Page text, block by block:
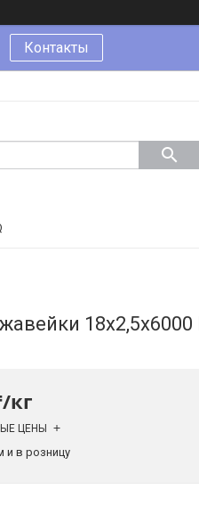
Контакты
кг
ЦЕНЫ
и в розницу